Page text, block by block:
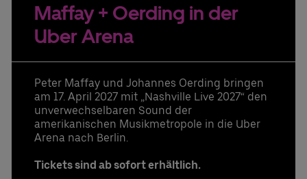
Maffay + Oerding in der
Uber Arena
Peter Maffay und Johannes Oerding bringen
am 17. April 2027 mit „Nashville Live 2027“ den
unverwechselbaren Sound der
amerikanischen Musikmetropole in die Uber
Arena nach Berlin.
Tickets sind ab sofort erhältlich.